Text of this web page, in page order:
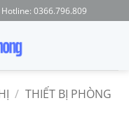
0366.796.809
/ THIẾT BỊ PHÒNG